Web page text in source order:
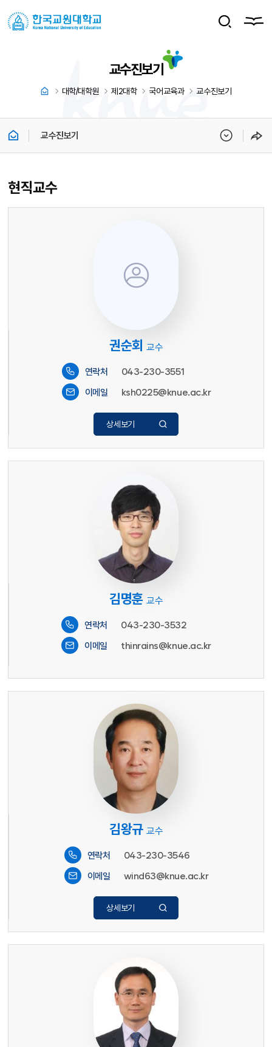
교수진보기
대학/대학원 제2대학 국어교육과 교수진보기
교수진보기
현직교수
권순회 교수
연락처 043-230-3551
이메일 ksh0225@knue.ac.kr
상세보기
김명훈 교수
연락처 043-230-3532
이메일 thinrains@knue.ac.kr
김왕규 교수
연락처 043-230-3546
이메일 wind63@knue.ac.kr
상세보기